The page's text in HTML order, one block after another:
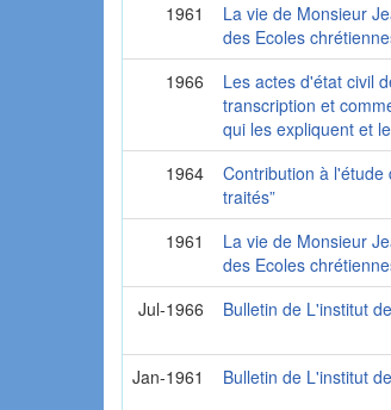
1961
La vie de Monsieur
des Ecoles
1966
Les actes d'état civil
transcription et
qui les expliquent et
1964
Contribution à l'étude
traités”
1961
La vie de Monsieur
des Ecoles
Jul-1966 Bulletin de L'institut
Jan-1961
Bulletin de L'institut